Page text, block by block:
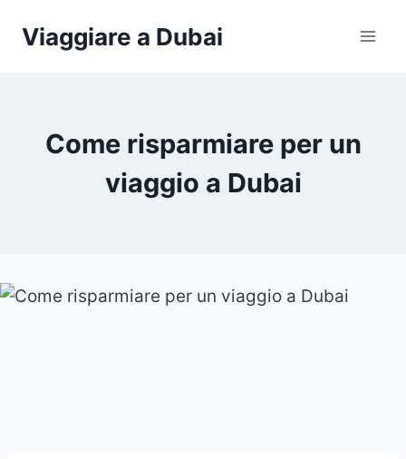
Viaggiare a Dubai
Come risparmiare per un
viaggio a Dubai